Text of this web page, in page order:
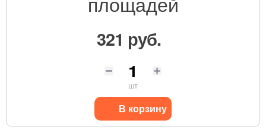
321 руб.
шт
В корзину